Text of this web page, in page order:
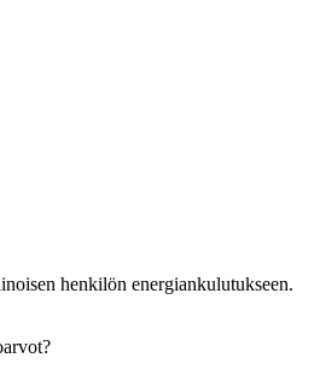
henkilön energiankulutukseen.